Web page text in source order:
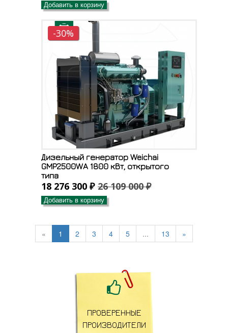
Добавить в корзину
-30%
Дизельный генератор Weichai
GMP2500WA 1800 кВт, открытого
типа
18 276 300 ₽ 26 109 000 ₽
Добавить в корзину
« 1 2 3 4 5 ... 13 »

ПРОВЕРЕННЫЕ
ПРОИЗВОДИТЕЛИ